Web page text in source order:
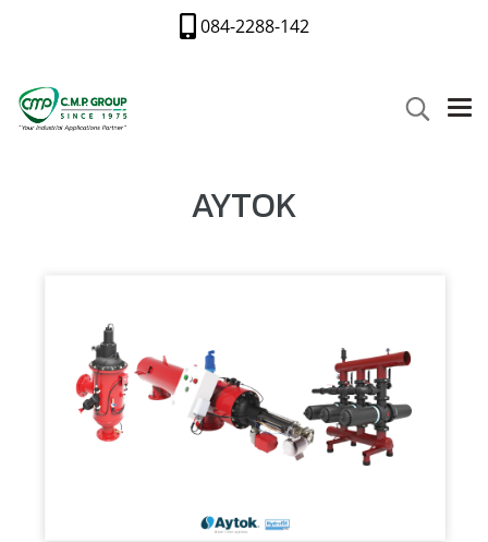
084-2288-142
AYTOK